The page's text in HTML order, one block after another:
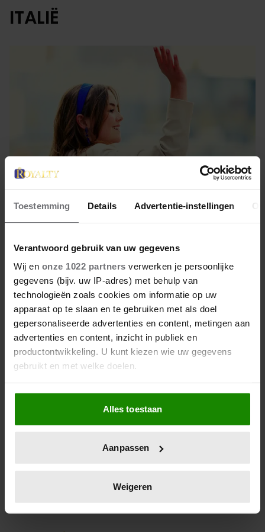
Toestemming Details Advertentie-instellingen
Verantwoord gebruik van uw gegevens
Wij en onze 1022 partners verwerken je persoonlijke
gegevens (bijv. uw IP-adres) met behulp van
technologieën zoals cookies om informatie op uw
apparaat op te slaan en te gebruiken met als doel
gepersonaliseerde advertenties en content, metingen aan
advertenties en content, inzicht in publiek en
productontwikkeling. U kunt kiezen wie uw gegevens
gebruikt en met welke doelen.
Als u het toestaat, willen we ook graag:
Informatie verzamelen over uw geografische
locatie, die tot een paar meter nauwkeurig kan zijn
scannen op specifieke eigenschappen (fingerprinting)
verwerkt en stel uw voorkeuren in het
intrekken in de Cookieverklaring.
Alles toestaan
Aanpassen
Weigeren
ITALIË
ZONNIGE FOTO VAN PRINSES
ARIANE BIJ HAAR NIEUWE
SCHOOL
Ariane start schooljaar 2023-2024 niet in Nederland,
maar in Italië. En daar werd deze leuke foto van
haar gemaakt.